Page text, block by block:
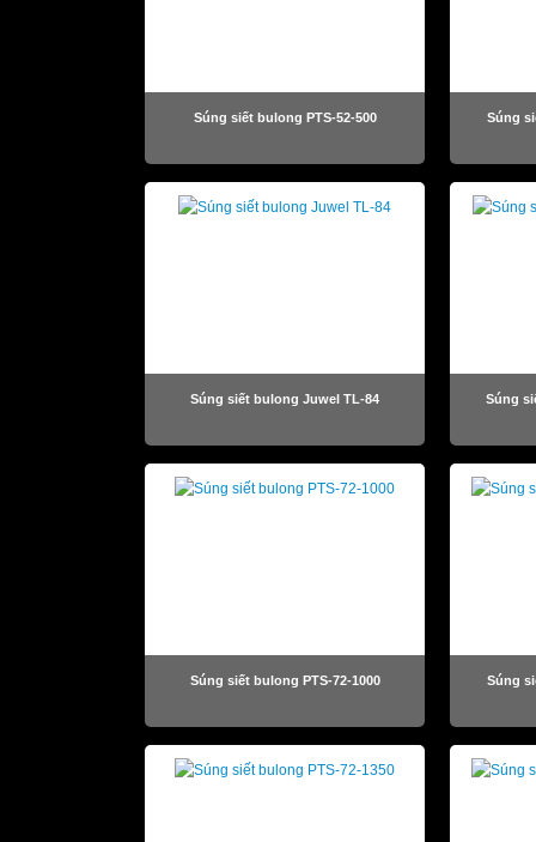
Súng siết bulong PTS-52-500 Súng
Súng siết bulong Juwel TL-84 Súng
Súng siết bulong PTS-72-1000 Súng